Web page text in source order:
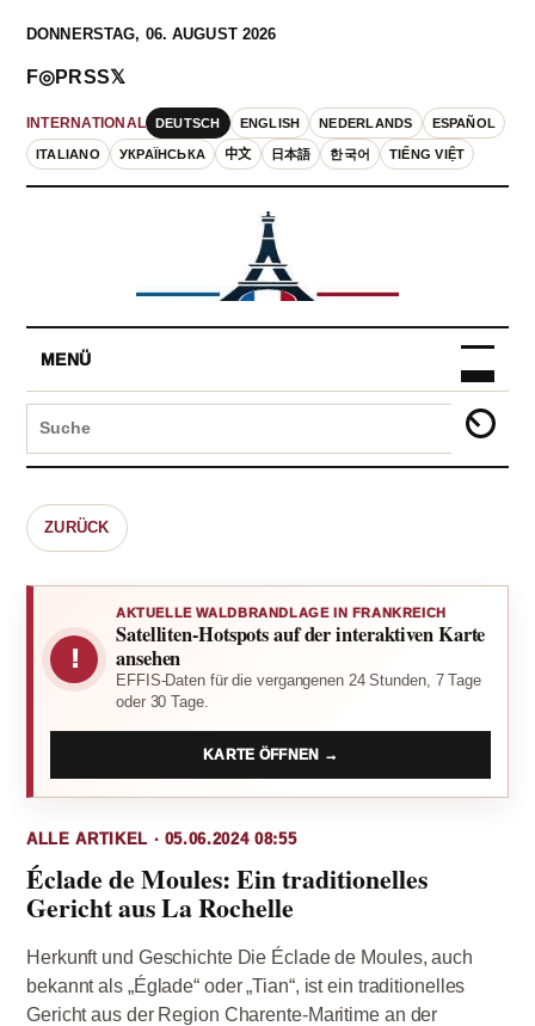
DONNERSTAG, 06. AUGUST 2026
INTERNATIONAL DEUTSCH ENGLISH NEDERLANDS ESPAÑOL
ITALIANO УКРАЇНСЬКА 中文 日本語 한국어 TIẾNG VIỆT
F◎PRSS𝕏
MENÜ
ZURÜCK
!
AKTUELLE WALDBRANDLAGE IN FRANKREICH
Satelliten-Hotspots auf der interaktiven Karte
ansehen
EFFIS-Daten für die vergangenen 24 Stunden, 7 Tage
oder 30 Tage.
KARTE ÖFFNEN →
ALLE ARTIKEL · 05.06.2024 08:55
Éclade de Moules: Ein traditionelles
Gericht aus La Rochelle
Herkunft und Geschichte Die Éclade de Moules, auch
bekannt als „Églade“ oder „Tian“, ist ein traditionelles
Gericht aus der Region Charente-Maritime an der